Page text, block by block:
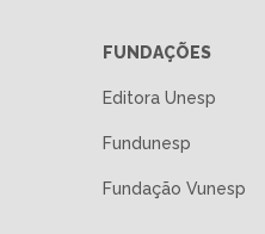
FUNDAÇÕES
Editora Unesp
Fundunesp
Fundação Vunesp